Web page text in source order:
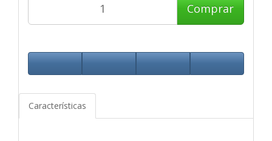
Comprar
Características